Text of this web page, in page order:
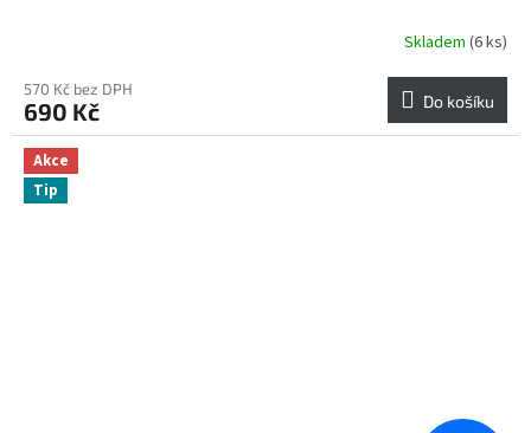
produktu
je
4,3
5
hvězdiček.
Skladem(6 ks)
570 Kč bez DPH
690 Kč Do košíku
Akce
Tip